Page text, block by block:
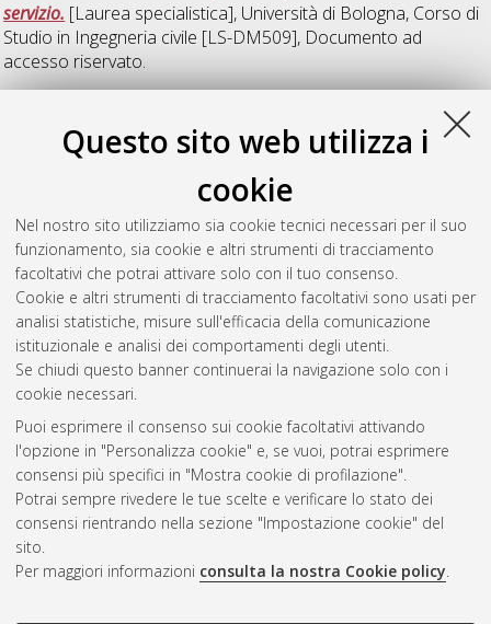
Questo sito web utilizza i
cookie
Nel nostro sito utilizziamo sia cookie tecnici necessari per il suo
funzionamento, sia cookie e altri strumenti di tracciamento
facoltativi che potrai attivare solo con il tuo consenso.
Cookie e altri strumenti di tracciamento facoltativi sono usati per
analisi statistiche, misure sull'efficacia della comunicazione
istituzionale e analisi dei comportamenti degli utenti.
Se chiudi questo banner continuerai la navigazione solo con i
cookie necessari.
Puoi esprimere il consenso sui cookie facoltativi attivando
l'opzione in "Personalizza cookie" e, se vuoi, potrai esprimere
consensi più specifici in "Mostra cookie di profilazione".
Potrai sempre rivedere le tue scelte e verificare lo stato dei
consensi rientrando nella sezione "Impostazione cookie" del
sito.
Per maggiori informazioni consulta la nostra Cookie policy.
servizio. [Laurea specialistica], Università di Bologna, Corso di
Studio in Ingegneria civile [LS-DM509], Documento ad
accesso riservato.
(2008)Analisi delle performance del
riorganizzazione dei servizi: applicazione alla direttrice
Bologna-Vignola.[Laurea specialistica], Università di Bologna,
Corso di Studio inIngegneria civile [LS-DM509], Documento
ad accesso riservato.
Questa lista e' stata generata ilFri Aug 7 19:35:11 2026 CEST
Atom
Rss 1.0
Rss 2.0
AMS Laurea